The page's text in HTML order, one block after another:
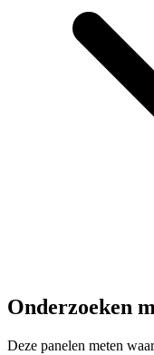
Onderzoeken
Deze panelen meten